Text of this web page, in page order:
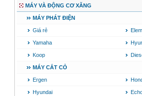
MÁY VÀ ĐỘNG CƠ XĂNG
MÁY PHÁT ĐIỆN
Giá rẻ
Yamaha
Koop
MÁY CẮT CỎ
Ergen
Hyundai